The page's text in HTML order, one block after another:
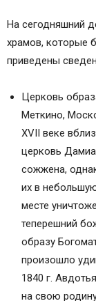
На сегодняшний
храмов, которые
приведены
Церковь
Меткино,
XVII веке
церковь
сожжена,
их в
месте
теперешний
образу
произошло
1840 г.
на свою